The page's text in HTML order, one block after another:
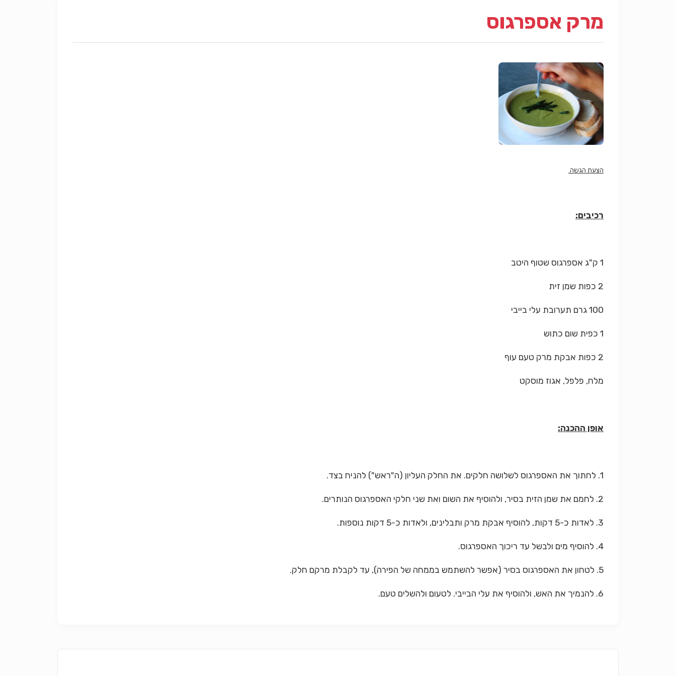
מרק אספרגוס
הצעת הגשה.
רכיבים:
1 ק"ג אספרגוס שטוף היטב
2 כפות שמן זית
100 גרם תערובת עלי בייבי
1 כפית שום כתוש
2 כפות אבקת מרק טעם עוף
מלח, פלפל, אגוז מוסקט
אופן ההכנה:
1. לחתוך את האספרגוס לשלושה חלקים. את החלק העליון (ה"ראש") להניח בצד.
2. לחמם את שמן הזית בסיר, ולהוסיף את השום ואת שני חלקי האספרגוס הנותרים.
3. לאדות כ-5 דקות, להוסיף אבקת מרק ותבלינים, ולאדות כ-5 דקות נוספות.
4. להוסיף מים ולבשל עד ריכוך האספרגוס.
5. לטחון את האספרגוס בסיר (אפשר להשתמש בממחה של הפירה), עד לקבלת מרקם חלק.
6. להנמיך את האש, ולהוסיף את עלי הבייבי. לטעום ולהשלים טעם.